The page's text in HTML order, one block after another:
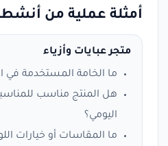
أمثلة عملية من
متجر عبايات وأزياء
ما الخامة المستخدمة في
هل المنتج مناسب
اليومي؟
ما المقاسات أو خيارات اللون